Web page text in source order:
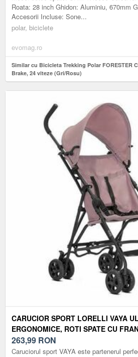
Roata: 28 inch Ghidon: Aluminiu, 670mm
Accesorii Incluse: Sone...
polar, biciclete
evomag.ro
Similar cu Bicicleta Trekking Polar FORESTER
Brake, 24 viteze (Gri/Rosu)
CARUCIOR SPORT LORELLI VAYA
ERGONOMICE, ROTI SPATE CU
PANA LA 22 KG, 6 LUNI+, ROZ
263,99 RON
Caruciorul sport VAYA este partenerul